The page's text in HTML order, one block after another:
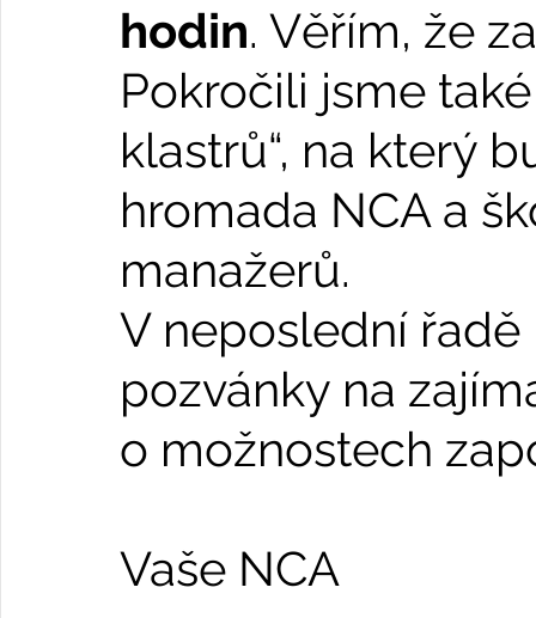
hodin. Věřím, že
Pokročili jsme
klastrů“, na který
hromada NCA a
manažerů.
V neposlední
pozvánky na
o možnostech
Vaše NCA